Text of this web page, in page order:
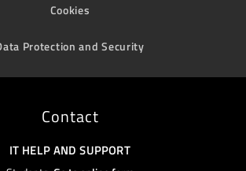
Cookies
Protection and Security
Contact
IT HELP AND SUPPORT